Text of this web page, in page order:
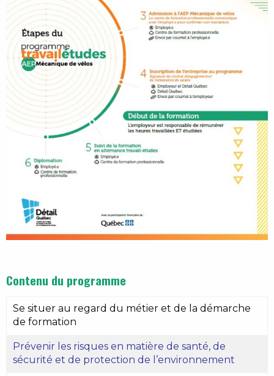
Contenu du programme
Se situer au regard du métier et de la démarche
de formation
Prévenir les risques en matière de santé, de
sécurité et de protection de l’environnement